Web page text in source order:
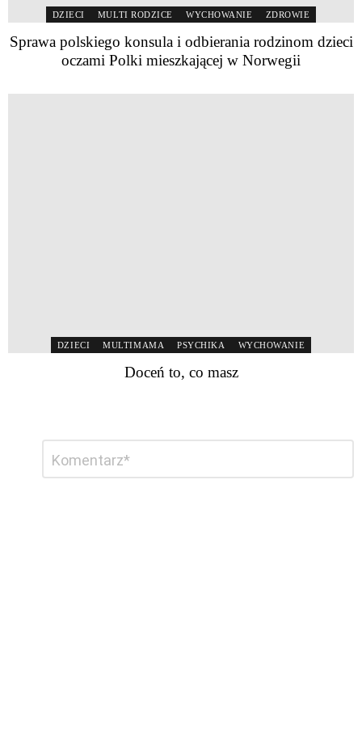
DZIECI MULTI RODZICE WYCHOWANIE ZDROWIE
Sprawa polskiego konsula i odbierania rodzinom dzieci
oczami Polki mieszkającej w Norwegii
DZIECI MULTIMAMA PSYCHIKA WYCHOWANIE
Doceń to, co masz
komentarz